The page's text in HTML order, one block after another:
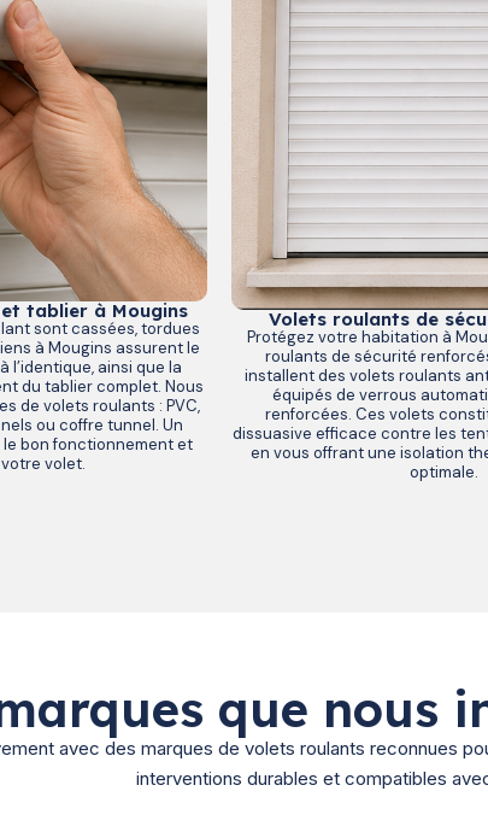
tablier à Mougins
sont cassées, tordues
à Mougins assurent le
l’identique, ainsi que la
du tablier complet. Nous
de volets roulants : PVC,
ou coffre tunnel. Un
bon fonctionnement et
volet.
Volets roulants de
Protégez votre habitation à
roulants de sécurité
installent des volets roulants
équipés de verrous
renforcées. Ces volets
dissuasive efficace contre les
en vous offrant une isolation
optimale.
que nous
avec des marques de volets roulants reconnues
interventions durables et compatibles